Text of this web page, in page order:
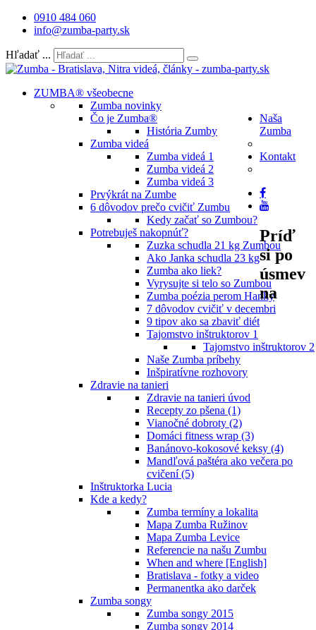
0910 484 060
info@zumba-party.sk
Hľadať ...
ZUMBA® všeobecne
Zumba novinky
Čo je Zumba®
História Zumby
Zumba videá
Zumba videá 1
Zumba videá 2
Zumba videá 3
Prvýkrát na Zumbe
6 dôvodov prečo cvičiť Zumbu
Kedy začať so Zumbou?
Potrebuješ nakopnúť?
Zuzka schudla 21 kg Zumbou
Ako Janka schudla 23 kg
Zumba ako liek?
Vyrysujte si telo so Zumbou
Zumba poézia perom Hanky
7 dôvodov cvičiť v decembri
9 tipov ako sa zbaviť diét
Tajomstvo inštruktorov 1
Tajomstvo inštruktorov 2
Naše Zumba príbehy
Inšpiratívne rozhovory
Naša
Zumba
Zdravie na tanieri
Zdravie na tanieri úvod
Recepty zo pšena (1)
Vianočné dobroty (2)
Domáci fitness wrap (3)
Banánovo-kokosové keksy (4)
Mandľová paštéra ako večera po
cvičení (5)
Inštruktorka Lucia
Kde a kedy?
Zumba termíny a lokalita
Mapa Zumba Ružinov
Mapa Zumba Levice
Referencie na našu Zumbu
When and where [English]
Bratislava - fotky a video
Permanentka ako darček
Zumba songy
Zumba songy 2015
Zumba songy 2014
Kontakt
Príď
si po
úsmev
na